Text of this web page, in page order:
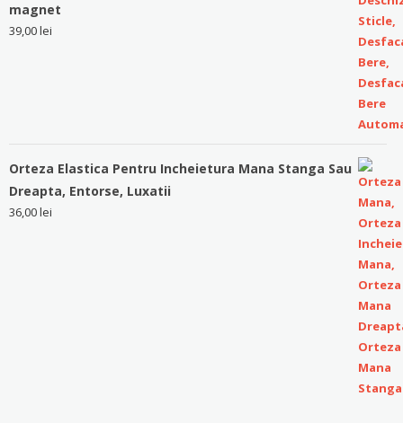
magnet
39,00lei
Orteza Elastica Pentru Incheietura Mana Stanga Sau
Dreapta, Entorse, Luxatii
36,00lei